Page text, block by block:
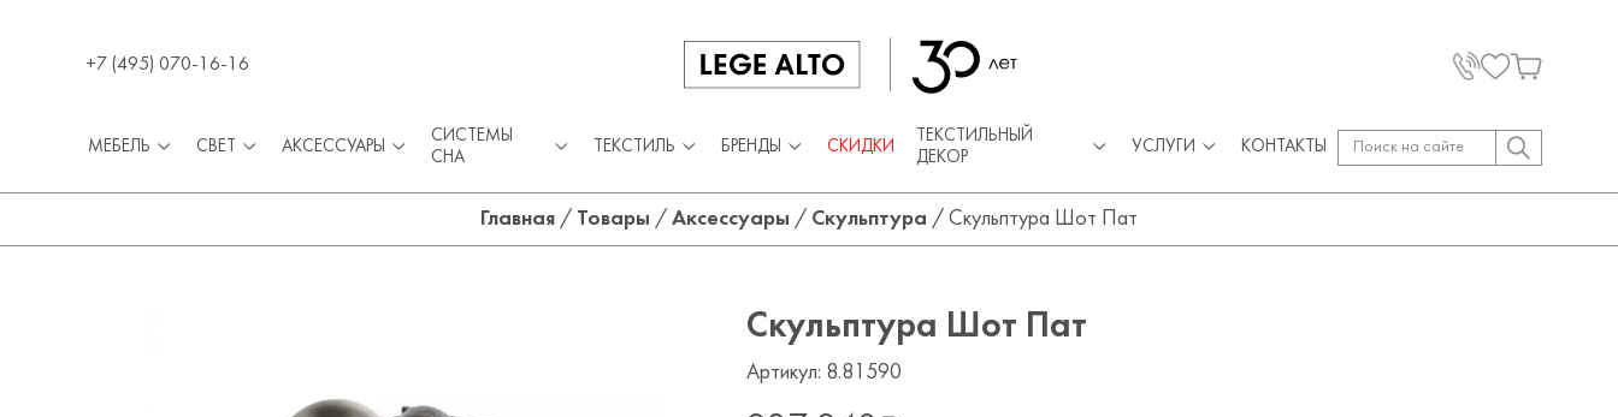
+7 (495) 070-16-16
МЕБЕЛЬ СВЕТ АКСЕССУАРЫ
СИСТЕМЫ
СНА
ТЕКСТИЛЬ БРЕНДЫ СКИДКИ
ТЕКСТИЛЬНЫЙ
ДЕКОР
УСЛУГИ КОНТАКТЫ
Главная / Товары / Аксессуары / Скульптура / Скульптура Шот Пат
Скульптура Шот Пат
Артикул: 8.81590